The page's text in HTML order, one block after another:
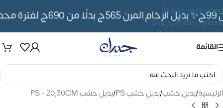
Skip to navigation
Skip to main content
✨ بديل الرخام المرن 565ج بدلًا من 690ج لفترة محدوده
القائمة
الرئيسية/بديل خشب/بديل خشب PS /بديل خشب PS - 20,30CM